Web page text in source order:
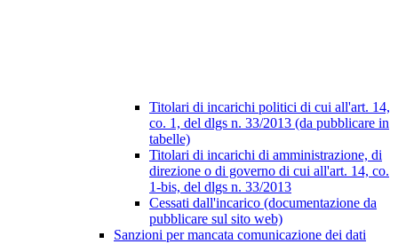
Titolari di incarichi politici di cui all'art. 14,
co. 1, del dlgs n. 33/2013 (da pubblicare in
tabelle)
Titolari di incarichi di amministrazione, di
direzione o di governo di cui all'art. 14, co.
1-bis, del dlgs n. 33/2013
Cessati dall'incarico (documentazione da
pubblicare sul sito web)
Sanzioni per mancata comunicazione dei dati